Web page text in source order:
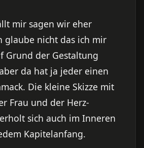
mir sagen wir eher
nicht das ich mir
Grund der Gestaltung
da hat ja jeder einen
Die kleine Skizze mit
Frau und der Herz-
sich auch im Inneren
Kapitelanfang.